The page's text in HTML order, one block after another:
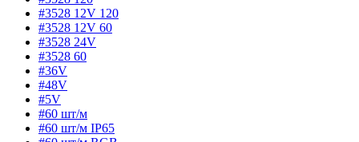
#3528 12V 120
#3528 12V 60
#3528 24V
#3528 60
#36V
#48V
#5V
#60 шт/м
#60 шт/м IP65